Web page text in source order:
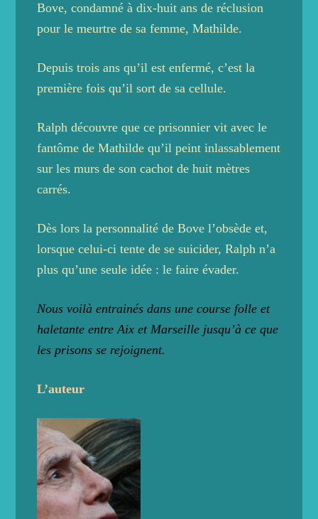
Bove, condamné à dix-huit ans de réclusion
pour le meurtre de sa femme, Mathilde.
Depuis trois ans qu’il est enfermé, c’est la
première fois qu’il sort de sa cellule.
Ralph découvre que ce prisonnier vit avec le
fantôme de Mathilde qu’il peint inlassablement
sur les murs de son cachot de huit mètres
carrés.
Dès lors la personnalité de Bove l’obsède et,
lorsque celui-ci tente de se suicider, Ralph n’a
plus qu’une seule idée : le faire évader.
Nous voilà entrainés dans une course folle et
haletante entre Aix et Marseille jusqu’à ce que
les prisons se rejoignent.
L’auteur